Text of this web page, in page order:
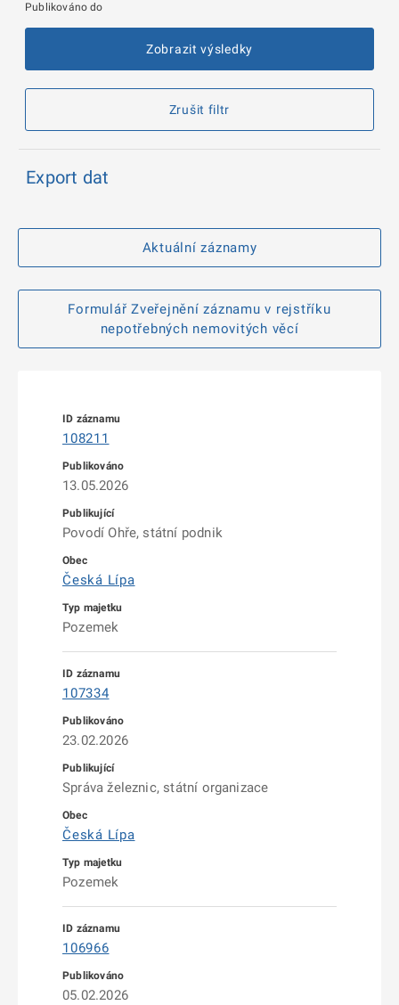
Publikováno do
Zobrazit výsledky
Zrušit filtr
Export dat
Aktuální záznamy
Formulář Zveřejnění záznamu v rejstříku
nepotřebných nemovitých věcí
108211
13.05.2026
Povodí Ohře, státní podnik
Česká Lípa
Pozemek
107334
23.02.2026
Správa železnic, státní organizace
Česká Lípa
Pozemek
106966
05.02.2026